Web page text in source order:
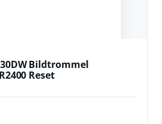
Bildtrommel
Reset